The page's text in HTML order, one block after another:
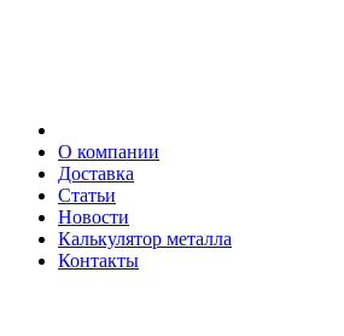
О компании
Доставка
Статьи
Новости
Калькулятор металла
Контакты